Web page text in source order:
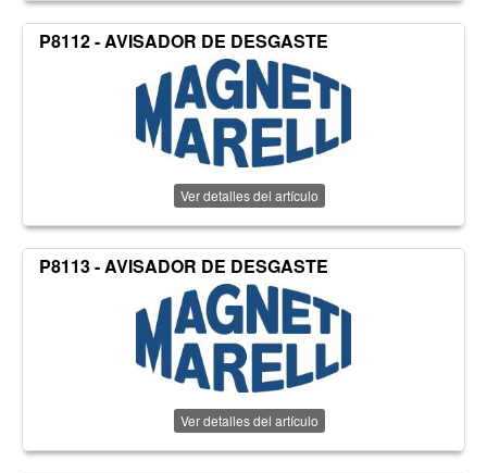
P8112 - AVISADOR DE DESGASTE
Ver detalles del artículo
P8113 - AVISADOR DE DESGASTE
Ver detalles del artículo